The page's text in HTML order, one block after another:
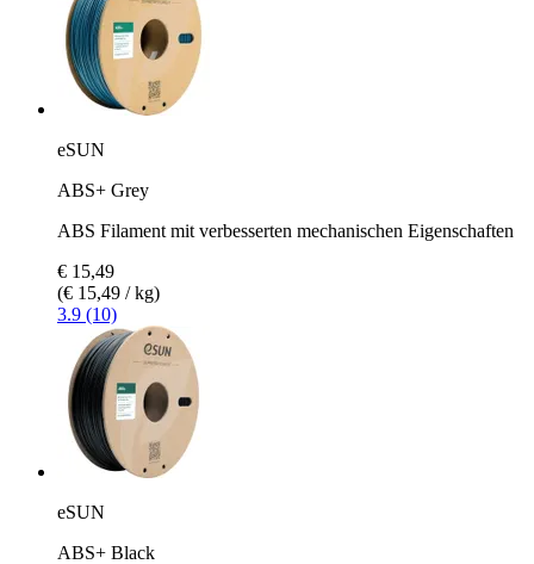
eSUN
ABS+ Grey
ABS Filament mit verbesserten mechanischen Eigenschaften
€ 15,49
(€ 15,49 / kg)
3.9 (10)
eSUN
ABS+ Black